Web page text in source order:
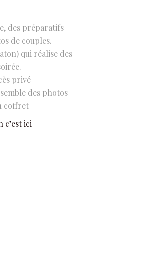
des préparatifs
de couples.
qui réalise des
privé
des photos
coffret
ici